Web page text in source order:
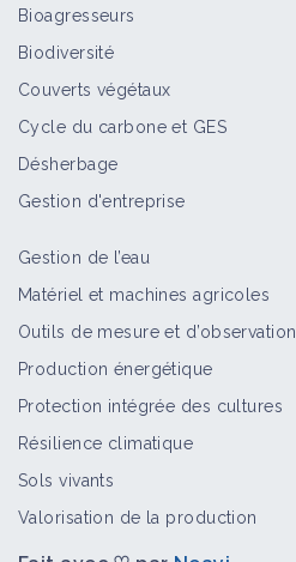
Bioagresseurs
Biodiversité
Couverts végétaux
Cycle du carbone et GES
Désherbage
Gestion d'entreprise
Gestion de l’eau
Matériel et machines agricoles
Outils de mesure et d’observation
Production énergétique
Protection intégrée des cultures
Résilience climatique
Sols vivants
Valorisation de la production